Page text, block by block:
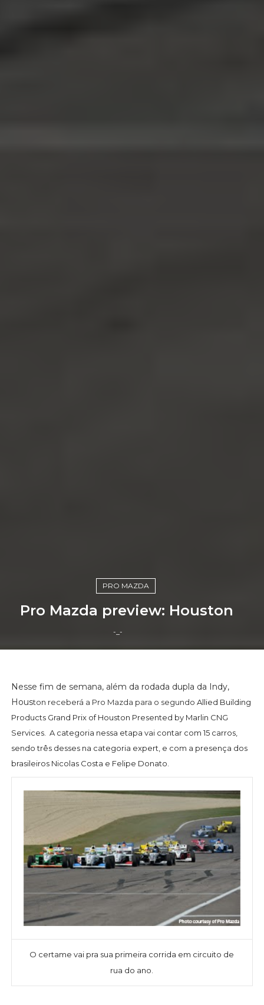
PRO MAZDA
Pro Mazda preview: Houston
-_-
Nesse fim de semana, além da rodada dupla da Indy,
Houston receberá a Pro Mazda para o segundo Allied Building
Products Grand Prix of Houston Presented by Marlin CNG
Services. A categoria nessa etapa vai contar com 15 carros,
sendo três desses na categoria expert, e com a presença dos
brasileiros Nicolas Costa e Felipe Donato.
O certame vai pra sua primeira corrida em circuito de
rua do ano.